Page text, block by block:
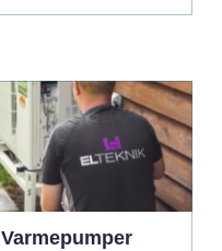
Varmepumper